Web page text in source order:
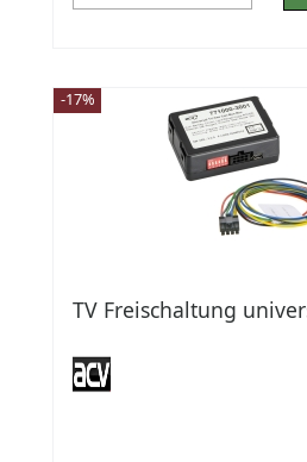
-17%
TV Freischaltung